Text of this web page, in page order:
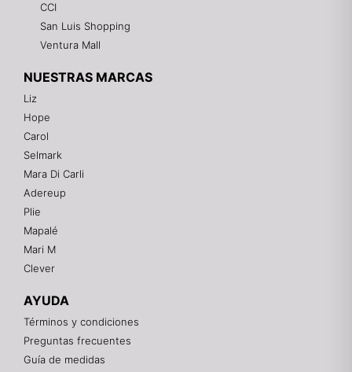
CCI
San Luis Shopping
Ventura Mall
NUESTRAS MARCAS
Liz
Hope
Carol
Selmark
Mara Di Carli
Adereup
Plie
Mapalé
Mari M
Clever
AYUDA
Términos y condiciones
Preguntas frecuentes
Guía de medidas
¡Hola! 👋
Gracias por visitarnos. Te asesoramos
personalmente con tu compra: tallas, envíos y
pagos.
Recuerda: 10% de descuento en tu primera compra
Contáctanos por el canal que prefieras 💕
WhatsApp